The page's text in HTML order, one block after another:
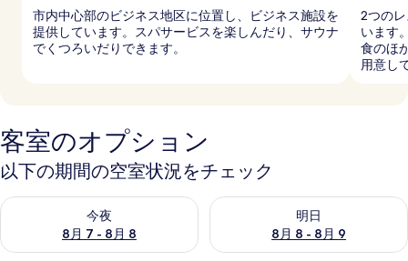
市内中心部のビジネス地区に位置し、ビジネス施設を
提供しています。スパサービスを楽しんだり、サウナ
でくつろいだりできます。
2つの
います
食のほ
用意し
客室のオプション
以下の期間の空室状況をチェック
今夜
8月 7 - 8月 8
今夜 8月 7 - 8月 8 の空室状況をチェック
明日
8月 8 - 8月 9
明日 8月 8 - 8月 9 の空室状況